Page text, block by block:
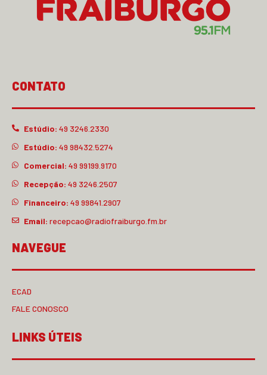
CONTATO
Estúdio: 49 3246.2330
Estúdio: 49 98432.5274
Comercial: 49 99199.9170
Recepção: 49 3246.2507
Financeiro: 49 99841.2907
Email: recepcao@radiofraiburgo.fm.br
NAVEGUE
ECAD
FALE CONOSCO
LINKS ÚTEIS